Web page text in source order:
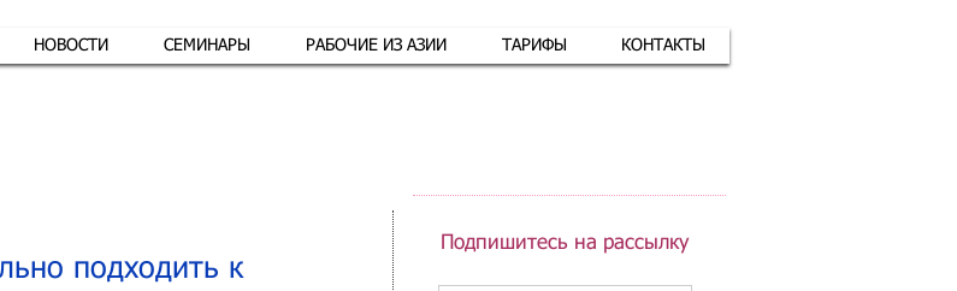
НОВОСТИ СЕМИНАРЫ РАБОЧИЕ ИЗ АЗИИ ТАРИФЫ КОНТАКТЫ
подходить к
Подпишитесь на рассылку